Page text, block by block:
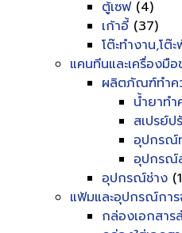
ตู้เซฟ(4)
เก้าอี้ (37)
โต๊ะทำงาน,โต๊
แคนทีนและเครื่องมือ
ผลิตภัณฑ์ทำค
น้ำยาทำ
สเปรย์ป
อุปกรณ์
อุปกรณ์
อุปกรณ์ช่าง
แฟ้มและอุปกรณ์การ
กล่องเอกสาร